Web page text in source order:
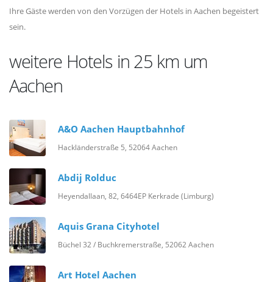
Ihre Gäste werden von den Vorzügen der Hotels in Aachen begeistert
sein.
weitere Hotels in 25 km um
Aachen
A&O Aachen Hauptbahnhof
Hackländerstraße 5, 52064 Aachen
Abdij Rolduc
Heyendallaan, 82, 6464EP Kerkrade (Limburg)
Aquis Grana Cityhotel
Büchel 32 / Buchkremerstraße, 52062 Aachen
Art Hotel Aachen